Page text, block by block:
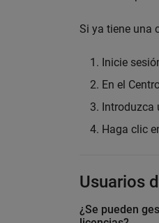
Si ya tiene una
Inicie
En el
Introduzca
Haga clic
Usuarios
¿Se pueden